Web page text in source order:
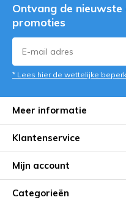
Ontvang de nieuwste
promoties
* Lees hier de wettelijke
Meer informatie
Klantenservice
Mijn account
Categorieën